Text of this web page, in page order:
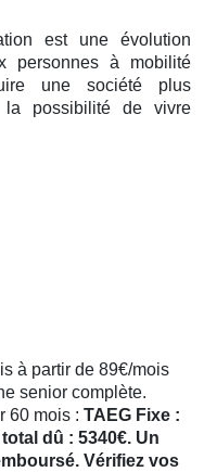
est une évolution
personnes à mobilité
une société plus
possibilité de vivre
à partir de 89€/mois
senior complète.
60 mois : TAEG Fixe :
dû : 5340€. Un
Vérifiez vos